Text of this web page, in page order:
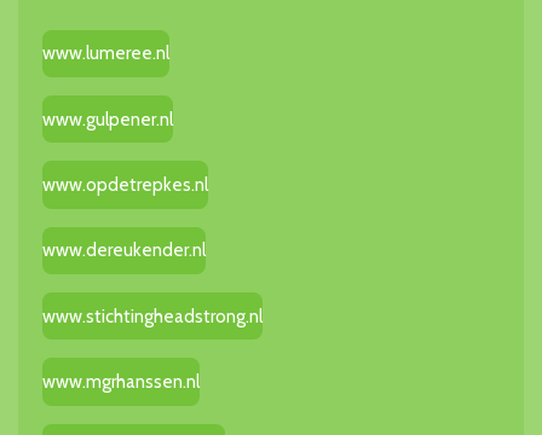
www.lumeree.nl
www.gulpener.nl
www.opdetrepkes.nl
www.dereukender.nl
www.stichtingheadstrong.nl
www.mgrhanssen.nl